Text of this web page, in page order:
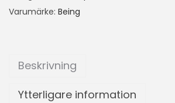
Varumärke: Being
Beskrivning
Ytterligare information